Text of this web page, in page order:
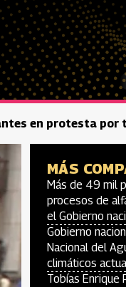
en protesta por
MÁS
Más de 49 mil
procesos de
el Gobierno
Gobierno
Nacional del
climáticos
Tobías Enrique